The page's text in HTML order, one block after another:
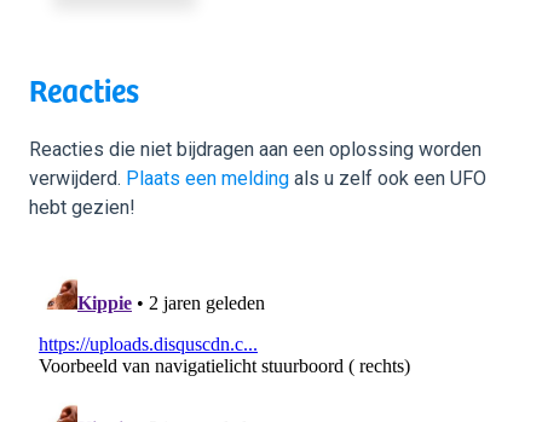
Reacties
Reacties die niet bijdragen aan een oplossing worden
verwijderd. Plaats een melding als u zelf ook een UFO
hebt gezien!